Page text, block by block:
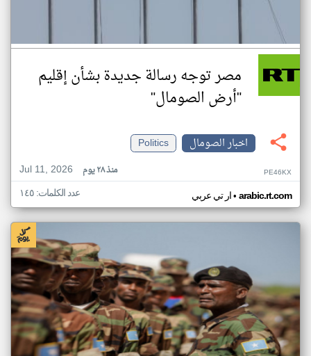
مصر توجه رسالة جديدة بشأن إقليم
"أرض الصومال"
اخبار الصومال
Politics
Jul 11, 2026
منذ ٢٨ يوم PE46KX
ار تي عربي• arabic.rt.com عدد الكلمات: ١٤٥